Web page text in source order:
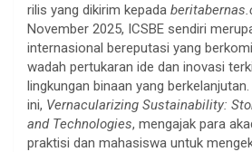
rilis yang dikirim kepada
November 2025, ICSBE sendiri
internasional bereputasi yang
wadah pertukaran ide dan inovasi
lingkungan binaan yang
ini, Vernacularizing Sustainability:
and Technologies, mengajak para
praktisi dan mahasiswa untuk